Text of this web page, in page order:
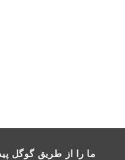
ما را از طریق گوگل